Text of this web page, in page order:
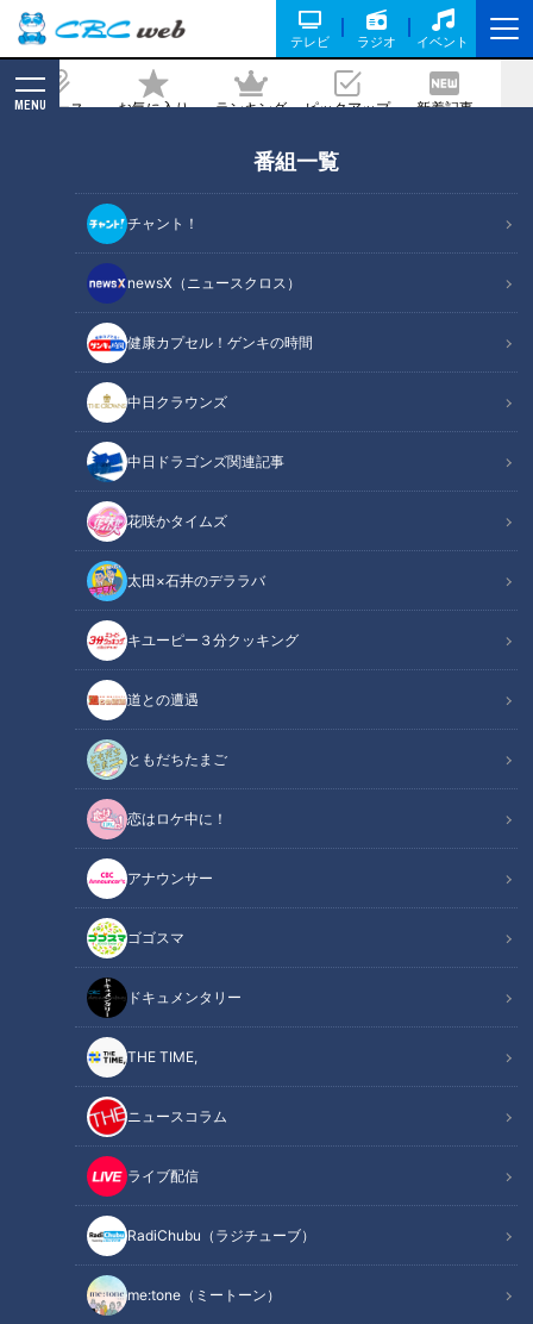
テレビ ラジオ イベント
ニュース お気に入り ランキング ピックアップ 新着記事
MENU
番組一覧
チャント！
newsX（ニュースクロス）
健康カプセル！ゲンキの時間
中日クラウンズ
中日ドラゴンズ関連記事
花咲かタイムズ
太田×石井のデララバ
キユーピー３分クッキング
道との遭遇
ともだちたまご
恋はロケ中に！
アナウンサー
ゴゴスマ
ドキュメンタリー
THE TIME,
ニュースコラム
ライブ配信
RadiChubu（ラジチューブ）
me:tone（ミートーン）
テ守った小笠原慎之介 ドラファンが来
季期待する選手ベスト5！
記事に戻る
「サンデードラゴンズ」より小笠原慎之介投手(C)CBCテレビ
この記事の画像（全12枚）
記事に戻る
この記事を見たあなたへのおすすめ